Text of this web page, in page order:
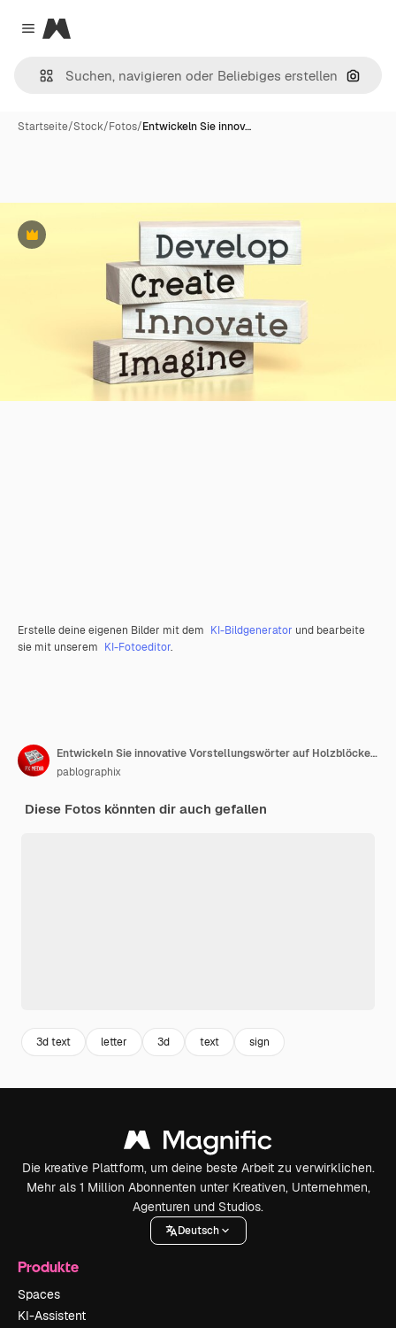
Close menu
Magnific
Nach
Startseite/Stock/Fotos/Entwickeln Sie innov…
Premium
Erstelle deine eigenen Bilder mit dem KI-Bildgenerator und bearbeite
sie mit unserem KI-Fotoeditor.
Entwickeln Sie innovative Vorstellungswörter auf Holzblöcken, 3D-Illustration
pablographix
Diese Fotos könnten dir auch gefallen
3d text letter 3d text sign
Die kreative Plattform, um deine beste Arbeit zu verwirklichen.
Mehr als 1 Million Abonnenten unter Kreativen, Unternehmen,
Agenturen und Studios.
Deutsch
Produkte
Spaces
KI-Assistent